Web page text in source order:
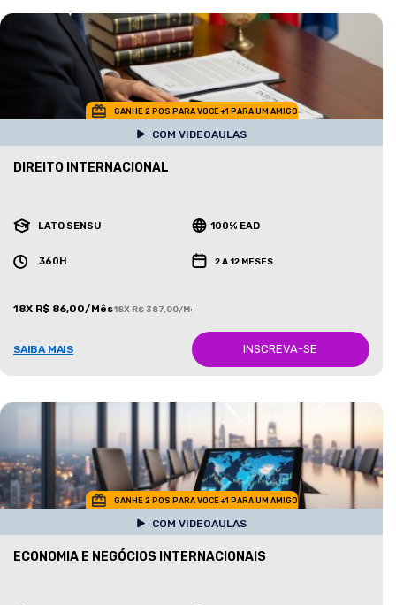
GANHE 2 POS PARA VOCE +1 PARA UM AMIGO
COM VIDEOAULAS
DIREITO INTERNACIONAL
LATO SENSU 100% EAD
360H 2 A 12 MESES
18X R$ 86,00/Mês18X R$ 387,00/Mês
SAIBA MAIS INSCREVA-SE
GANHE 2 POS PARA VOCE +1 PARA UM AMIGO
COM VIDEOAULAS
ECONOMIA E NEGÓCIOS INTERNACIONAIS